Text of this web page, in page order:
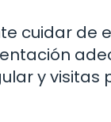
cuidar de
y visitas